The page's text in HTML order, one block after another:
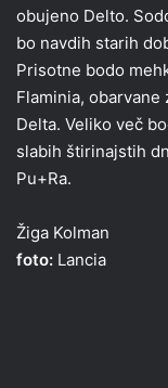
obujeno Delto.
bo navdih starih
Prisotne bodo
Flaminia,
Delta. Veliko več
slabih štirinajstih
Pu+Ra.
Žiga Kolman
foto: Lancia